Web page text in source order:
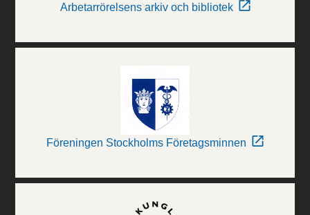
Arbetarrörelsens arkiv och bibliotek
Föreningen Stockholms Företagsminnen